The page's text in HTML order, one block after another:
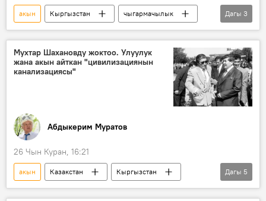
акын Кыргызстан
чыгармачылык
Жолдошбек Зарлыкбеков
ыр
китеп
Дагы 3
Мухтар Шахановду жоктоо. Улуулук
жана акын айткан "цивилизациянын
канализациясы"
Абдыкерим Муратов
26 Чын Куран, 16:21
акын Казакстан
Кыргызстан
Мухтар Шаханов
Чыңгыз Айтматов
Дагы 5